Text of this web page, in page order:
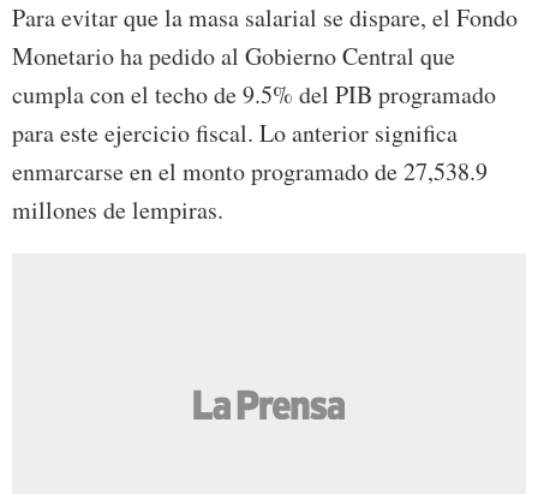
Para evitar que la masa salarial se dispare, el Fondo
Monetario ha pedido al Gobierno Central que
cumpla con el techo de 9.5% del PIB programado
para este ejercicio fiscal. Lo anterior significa
enmarcarse en el monto programado de 27,538.9
millones de lempiras.